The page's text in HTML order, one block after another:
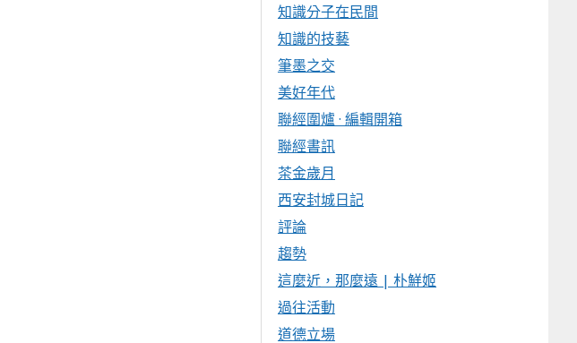
知識分子在民間
知識的技藝
筆墨之交
美好年代
聯經圍爐 · 編輯開箱
聯經書訊
茶金歲月
西安封城日記
評論
趨勢
這麼近，那麼遠 | 朴鮮姬
過往活動
道德立場